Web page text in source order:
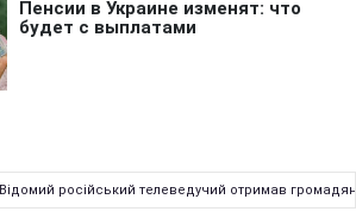
Відомий російський телеведучий отримав